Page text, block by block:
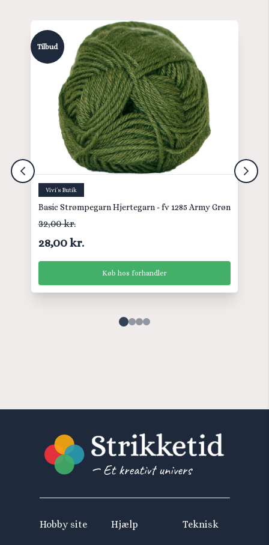
Tilbud
Vivi´s Butik
Basic Strømpegarn Hjertegarn - fv 1285 Army Grøn
32,00 kr.
28,00 kr.
Køb hos forhandler
Hobby site Hjælp Teknisk